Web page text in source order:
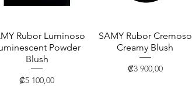
Vista rápida
Rubor Luminoso
Powder
Blush
Precio
₡5 100,00
Vista rápida
SAMY Rubor Cremoso
Creamy Blush
Precio
₡3 900,00